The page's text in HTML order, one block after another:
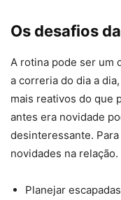
Os desafios
A rotina pode ser um
a correria do dia a
mais reativos do que
antes era novidade
desinteressante.
novidades na relação.
Planejar